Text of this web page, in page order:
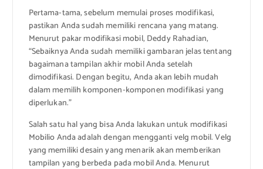
Pertama-tama, sebelum memulai proses modifikasi,
pastikan Anda sudah memiliki rencana yang matang.
Menurut pakar modifikasi mobil, Deddy Rahadian,
“Sebaiknya Anda sudah memiliki gambaran jelas tentang
bagaimana tampilan akhir mobil Anda setelah
dimodifikasi. Dengan begitu, Anda akan lebih mudah
dalam memilih komponen-komponen modifikasi yang
diperlukan.”
Salah satu hal yang bisa Anda lakukan untuk modifikasi
Mobilio Anda adalah dengan mengganti velg mobil. Velg
yang memiliki desain yang menarik akan memberikan
tampilan yang berbeda pada mobil Anda. Menurut